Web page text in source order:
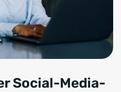
Social-Media-